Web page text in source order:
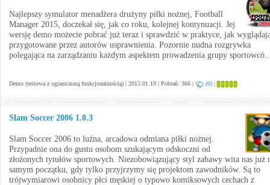
Najlepszy symulator menadżera drużyny piłki nożnej, Football
Manager 2015, doczekał się, jak co roku, kolejnej kontynuacji. Jej
wersję demo możecie pobrać już teraz i sprawdzić w praktyce, jak
przygotowane przez autorów usprawnienia. Pozornie nudna rozgrywka
polegająca na zarządzaniu każdym aspektem prowadzenia grupy
Demo (testowa z ograniczoną funkcjonalnością) | 2015.01.19 | Pobrań: 366 | (0) |
Slam Soccer 2006 1.0.3
Slam Soccer 2006 to luźna, arcadowa odmiana piłki nożnej.
Przypadnie ona do gustu osobom szukającym odskoczni od
złożonych tytułów sportowych. Niezobowiązujący styl zabawy wita nas już
samym początku, gdy tylko przyjrzymy się projektom zawodników. Są to
trójwymiarowi osobnicy płci męskiej o typowo komiksowych cechach z